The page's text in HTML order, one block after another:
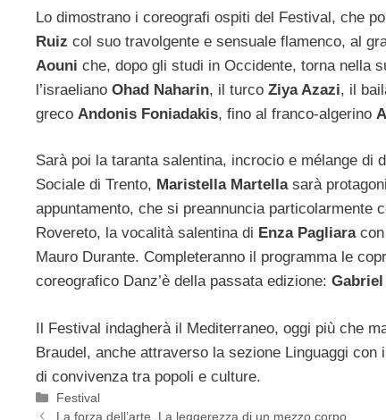
Lo dimostrano i coreografi ospiti del Festival, che
Ruiz col suo travolgente e sensuale flamenco, al
Aouni che, dopo gli studi in Occidente, torna nella
l’israeliano Ohad Naharin, il turco Ziya Azazi, il
greco Andonis Foniadakis, fino al franco-algerino
Sarà poi la taranta salentina, incrocio e mélange di
Sociale di Trento, Maristella Martella sarà
appuntamento, che si preannuncia particolarmente
Rovereto, la vocalità salentina di Enza Pagliaracon
Mauro Durante. Completeranno il programma le
coreografico Danz’è della passata edizione:
Il Festival indagherà il Mediterraneo, oggi più che
Braudel, anche attraverso la sezione Linguaggi
di convivenza tra popoli e culture.
Categorie
Festival
La forza dell’arte, La leggerezza di un mezzo corpo